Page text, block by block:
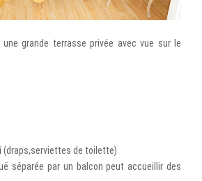
grande terrasse privée avec vue sur le
(draps,serviettes de toilette)
séparée par un balcon peut accueillir des